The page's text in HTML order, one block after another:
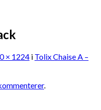
× 1224 i Tolix Chaise A –
.